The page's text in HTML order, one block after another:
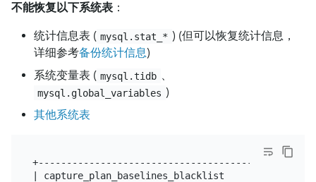
不能恢复以下系统表 ：
统计信息表 ( mysql.stat_* ) (但可以恢复统计信息，
详细参考备份统计信息)
系统变量表 ( mysql.tidb 、
mysql.global_variables )
其他系统表
| capture_plan_baselines_blacklist